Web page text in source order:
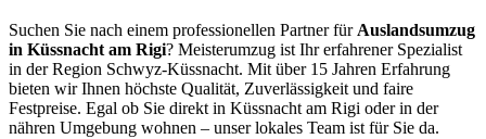
Suchen Sie nach einem professionellen Partner für Auslandsumzug
in Küssnacht am Rigi? Meisterumzug ist Ihr erfahrener Spezialist
in der Region Schwyz-Küssnacht. Mit über 15 Jahren Erfahrung
bieten wir Ihnen höchste Qualität, Zuverlässigkeit und faire
Festpreise. Egal ob Sie direkt in Küssnacht am Rigi oder in der
nähren Umgebung wohnen – unser lokales Team ist für Sie da.